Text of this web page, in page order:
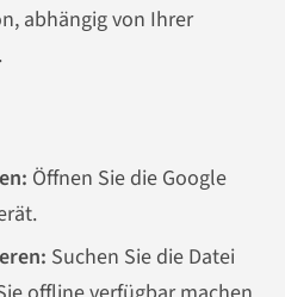
abhängig von Ihrer
Öffnen Sie die Google
Suchen Sie die Datei